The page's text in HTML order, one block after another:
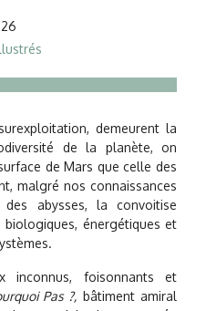
demeurent la
de la planète, on
de Mars que celle des
malgré nos connaissances
des abysses, la convoitise
énergétiques et
inconnus, foisonnants et
Pas ?, bâtiment amiral